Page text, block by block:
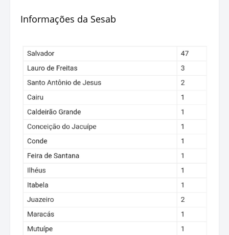
Informações da Sesab